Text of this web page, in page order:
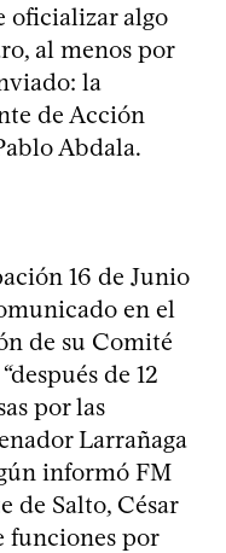
oficializar algo
al menos por
la
de Acción
Abdala.
16 de Junio
en el
de su Comité
de 12
por las
Larrañaga
informó FM
de Salto, César
funciones por